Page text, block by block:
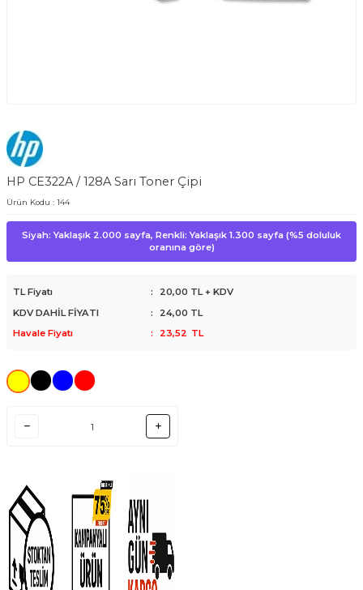
HP CE322A / 128A Sarı Toner Çipi
Ürün Kodu : 144
Siyah: Yaklaşık 2.000 sayfa, Renkli: Yaklaşık 1.300 sayfa (%5 doluluk
oranına göre)
TL Fiyatı : 20,00 TL + KDV
KDV DAHİL FİYATI
: 24,00 TL
Havale Fiyatı
: 23,52 TL